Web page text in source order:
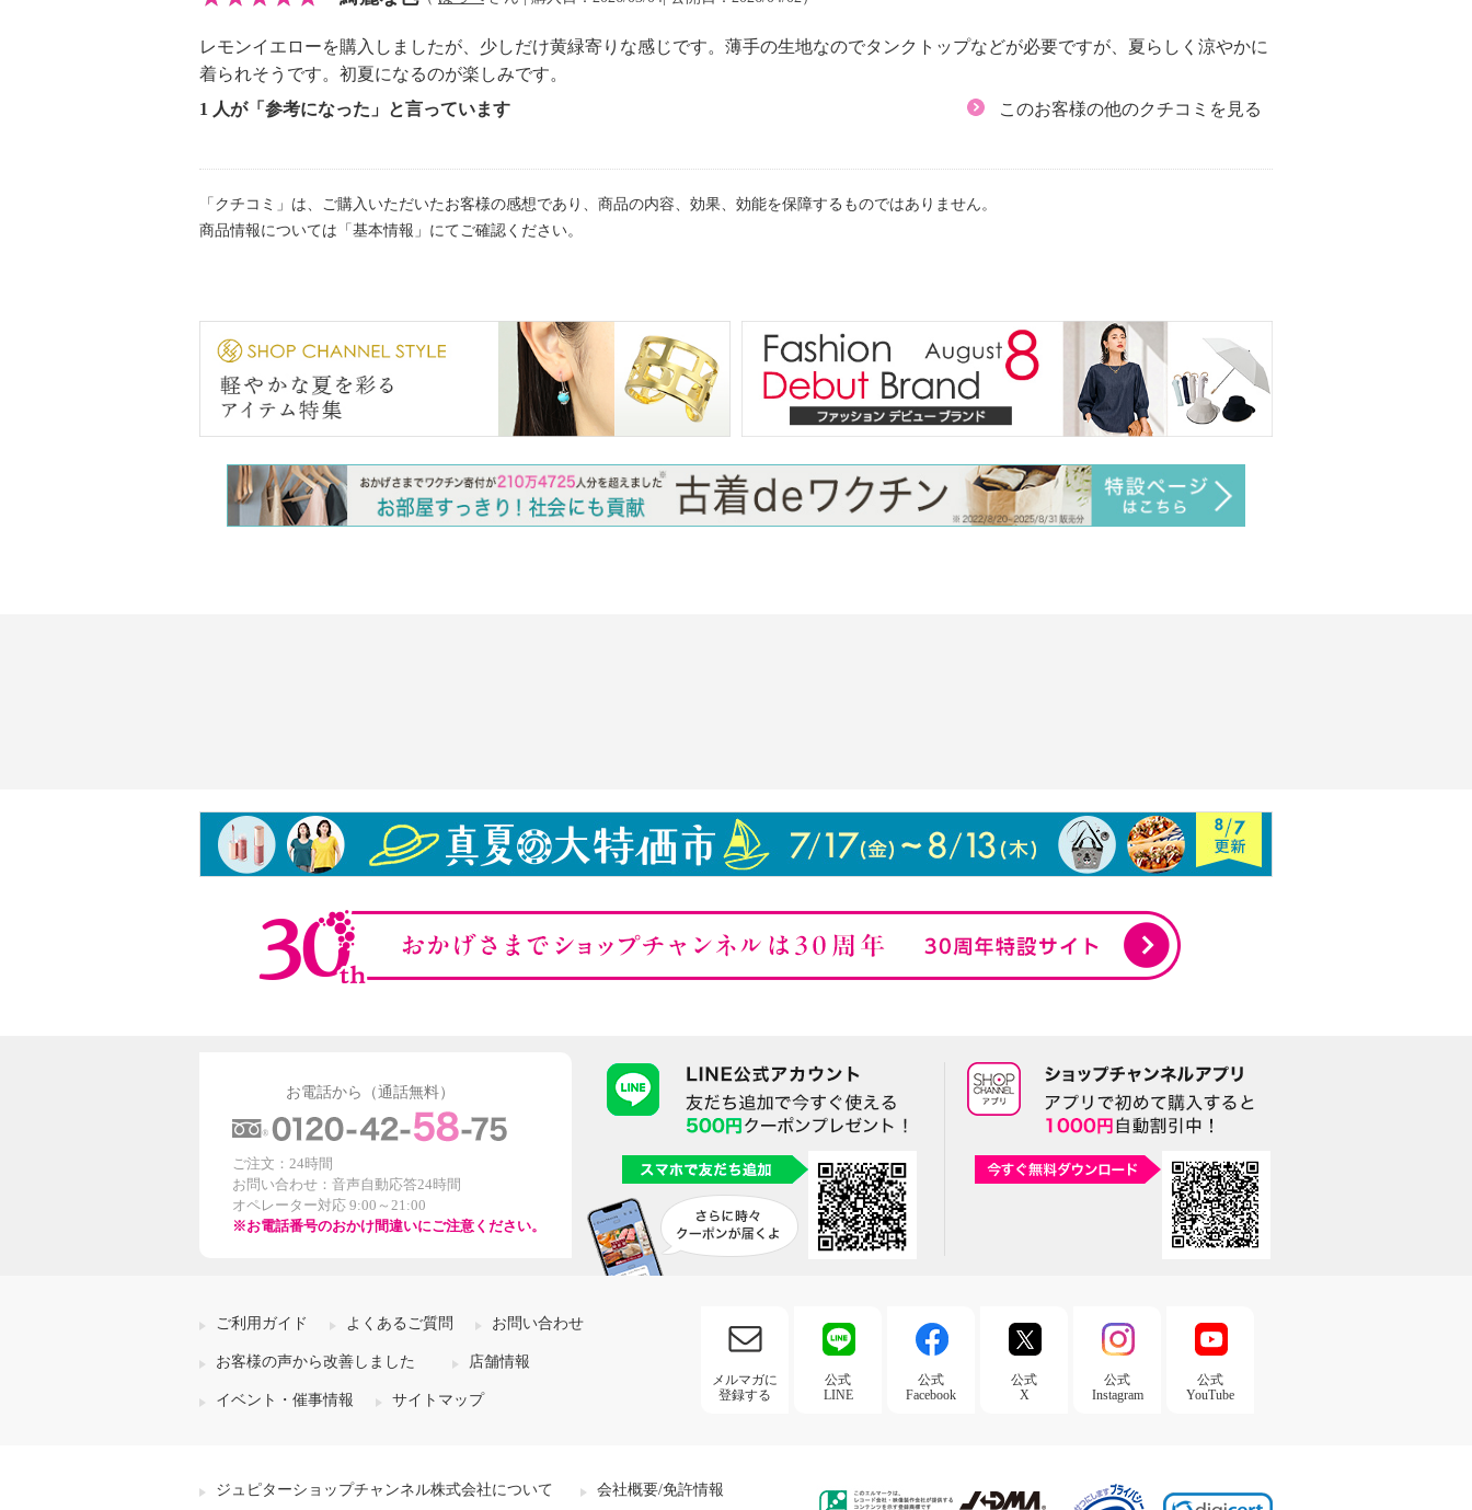
レモンイエローを購入しましたが、少しだけ黄緑寄りな感じです。薄手の生地なのでタンクトップなどが必要ですが、夏らしく涼やかに
着られそうです。初夏になるのが楽しみです。
1 人が「参考になった」と言っています
このお客様の他のクチコミを見る
「クチコミ」は、ご購入いただいたお客様の感想であり、商品の内容、効果、効能を保障するものではありません。
商品情報については「基本情報」にてご確認ください。
お電話から（通話無料）
ご注文：24時間
お問い合わせ：音声自動応答24時間
オペレーター対応 9:00～21:00
※お電話番号のおかけ間違いにご注意ください。
ご利用ガイド よくあるご質問 お問い合わせ
お客様の声から改善しました 店舗情報
イベント・催事情報 サイトマップ
メルマガに
登録する
公式
LINE
公式
Facebook
公式
X
公式
Instagram
公式
YouTube
ジュピターショップチャンネル株式会社について 会社概要/免許情報